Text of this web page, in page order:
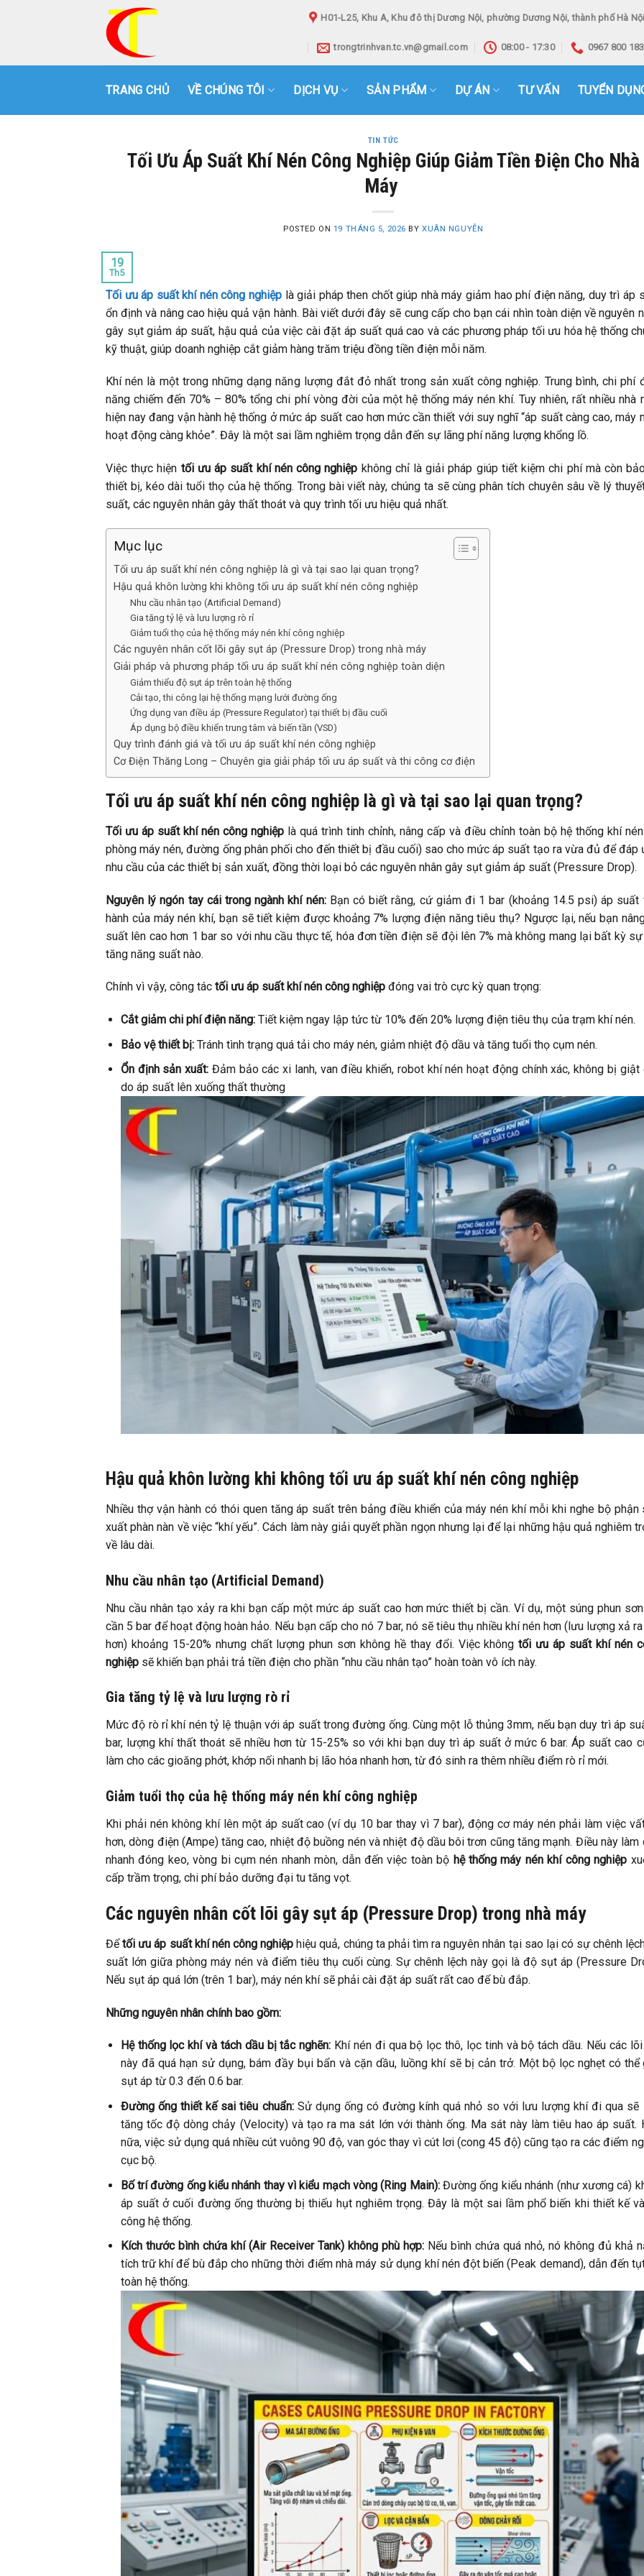
H01-L25, Khu A, Khu đô thị Dương Nội, phường Dương Nội, thành phố Hà
trongtrinhvan.tc.vn@gmail.com 08:00 - 17:30 0967 800 183
TRANG CHỦ VỀ CHÚNG TÔI DỊCH VỤ SẢN PHẨM DỰ ÁN TƯ VẤN TUYỂN
TIN TỨC
Tối Ưu Áp Suất Khí Nén Công Nghiệp Giúp Giảm Tiền Điện Cho Nhà
Máy
POSTED ON 19 THÁNG 5, 2026 BYXUÂN NGUYỄN
19
Th5
Tối ưu áp suất khí nén công nghiệplà giải pháp then chốt giúp nhà máy giảm hao phí điện năng, duy trì áp
ổn định và nâng cao hiệu quả vận hành. Bài viết dưới đây sẽ cung cấp cho bạn cái nhìn toàn diện về nguyên
gây sụt giảm áp suất, hậu quả của việc cài đặt áp suất quá cao và các phương pháp tối ưu hóa hệ thống
kỹ thuật, giúp doanh nghiệp cắt giảm hàng trăm triệu đồng tiền điện mỗi năm.
Khí nén là một trong những dạng năng lượng đắt đỏ nhất trong sản xuất công nghiệp. Trung bình, chi phí
năng chiếm đến 70% – 80% tổng chi phí vòng đời của một hệ thống máy nén khí. Tuy nhiên, rất nhiều nhà
hiện nay đang vận hành hệ thống ở mức áp suất cao hơn mức cần thiết với suy nghĩ “áp suất càng cao, máy
hoạt động càng khỏe”. Đây là một sai lầm nghiêm trọng dẫn đến sự lãng phí năng lượng khổng lồ.
Việc thực hiện tối ưu áp suất khí nén công nghiệp không chỉ là giải pháp giúp tiết kiệm chi phí mà còn
thiết bị, kéo dài tuổi thọ của hệ thống. Trong bài viết này, chúng ta sẽ cùng phân tích chuyên sâu về lý
suất, các nguyên nhân gây thất thoát và quy trình tối ưu hiệu quả nhất.
Mục lục
Tối ưu áp suất khí nén công nghiệp là gì và tại sao lại quan trọng?
Hậu quả khôn lường khi không tối ưu áp suất khí nén công nghiệp
Nhu cầu nhân tạo (Artificial Demand)
Gia tăng tỷ lệ và lưu lượng rò rỉ
Giảm tuổi thọ của hệ thống máy nén khí công nghiệp
Các nguyên nhân cốt lõi gây sụt áp (Pressure Drop) trong nhà máy
Giải pháp và phương pháp tối ưu áp suất khí nén công nghiệp toàn diện
Giảm thiểu độ sụt áp trên toàn hệ thống
Cải tạo, thi công lại hệ thống mạng lưới đường ống
Ứng dụng van điều áp (Pressure Regulator) tại thiết bị đầu cuối
Áp dụng bộ điều khiển trung tâm và biến tần (VSD)
Quy trình đánh giá và tối ưu áp suất khí nén công nghiệp
Cơ Điện Thăng Long – Chuyên gia giải pháp tối ưu áp suất và thi công cơ điện
Tối ưu áp suất khí nén công nghiệp là gì và tại sao lại quan trọng?
Tối ưu áp suất khí nén công nghiệplà quá trình tinh chỉnh, nâng cấp và điều chỉnh toàn bộ hệ thống khí
phòng máy nén, đường ống phân phối cho đến thiết bị đầu cuối) sao cho mức áp suất tạo ra vừa đủ để đáp
nhu cầu của các thiết bị sản xuất, đồng thời loại bỏ các nguyên nhân gây sụt giảm áp suất (Pressure Drop).
Nguyên lý ngón tay cái trong ngành khí nén:Bạn có biết rằng, cứ giảm đi 1 bar (khoảng 14.5 psi) áp suất
hành của máy nén khí, bạn sẽ tiết kiệm được khoảng 7% lượng điện năng tiêu thụ? Ngược lại, nếu bạn
suất lên cao hơn 1 bar so với nhu cầu thực tế, hóa đơn tiền điện sẽ đội lên 7% mà không mang lại bất kỳ
tăng năng suất nào.
Chính vì vậy, công tác tối ưu áp suất khí nén công nghiệp đóng vai trò cực kỳ quan trọng:
Cắt giảm chi phí điện năng:Tiết kiệm ngay lập tức từ 10% đến 20% lượng điện tiêu thụ của trạm khí nén.
Bảo vệ thiết bị:Tránh tình trạng quá tải cho máy nén, giảm nhiệt độ dầu và tăng tuổi thọ cụm nén.
Ổn định sản xuất: Đảm bảo các xi lanh, van điều khiển, robot khí nén hoạt động chính xác, không bị giật
do áp suất lên xuống thất thường
Hậu quả khôn lường khi không tối ưu áp suất khí nén công nghiệp
Nhiều thợ vận hành có thói quen tăng áp suất trên bảng điều khiển của máy nén khí mỗi khi nghe bộ phận
xuất phàn nàn về việc “khí yếu”. Cách làm này giải quyết phần ngọn nhưng lại để lại những hậu quả nghiêm
về lâu dài.
Nhu cầu nhân tạo (Artificial Demand)
Nhu cầu nhân tạo xảy ra khi bạn cấp một mức áp suất cao hơn mức thiết bị cần. Ví dụ, một súng phun
cần 5 bar để hoạt động hoàn hảo. Nếu bạn cấp cho nó 7 bar, nó sẽ tiêu thụ nhiều khí nén hơn (lưu lượng xả
hơn) khoảng 15-20% nhưng chất lượng phun sơn không hề thay đổi. Việc khôngtối ưu áp suất khí nén
nghiệp sẽ khiến bạn phải trả tiền điện cho phần “nhu cầu nhân tạo” hoàn toàn vô ích này.
Gia tăng tỷ lệ và lưu lượng rò rỉ
Mức độ rò rỉ khí nén tỷ lệ thuận với áp suất trong đường ống. Cùng một lỗ thủng 3mm, nếu bạn duy trì áp
bar, lượng khí thất thoát sẽ nhiều hơn từ 15-25% so với khi bạn duy trì áp suất ở mức 6 bar. Áp suất cao
làm cho các gioăng phớt, khớp nối nhanh bị lão hóa nhanh hơn, từ đó sinh ra thêm nhiều điểm rò rỉ mới.
Giảm tuổi thọ của hệ thống máy nén khí công nghiệp
Khi phải nén không khí lên một áp suất cao (ví dụ 10 bar thay vì 7 bar), động cơ máy nén phải làm việc
hơn, dòng điện (Ampe) tăng cao, nhiệt độ buồng nén và nhiệt độ dầu bôi trơn cũng tăng mạnh. Điều này làm
nhanh đóng keo, vòng bi cụm nén nhanh mòn, dẫn đến việc toàn bộ hệ thống máy nén khí công nghiệp
cấp trầm trọng, chi phí bảo dưỡng đại tu tăng vọt.
Các nguyên nhân cốt lõi gây sụt áp (Pressure Drop) trong nhà máy
Đểtối ưu áp suất khí nén công nghiệp hiệu quả, chúng ta phải tìm ra nguyên nhân tại sao lại có sự chênh
suất lớn giữa phòng máy nén và điểm tiêu thụ cuối cùng. Sự chênh lệch này gọi là độ sụt áp (Pressure
Nếu sụt áp quá lớn (trên 1 bar), máy nén khí sẽ phải cài đặt áp suất rất cao để bù đắp.
Những nguyên nhân chính bao gồm:
Hệ thống lọc khí và tách dầu bị tắc nghẽn: Khí nén đi qua bộ lọc thô, lọc tinh và bộ tách dầu. Nếu các
này đã quá hạn sử dụng, bám đầy bụi bẩn và cặn dầu, luồng khí sẽ bị cản trở. Một bộ lọc nghẹt có thể
sụt áp từ 0.3 đến 0.6 bar.
Đường ống thiết kế sai tiêu chuẩn:Sử dụng ống có đường kính quá nhỏ so với lưu lượng khí đi qua sẽ
tăng tốc độ dòng chảy (Velocity) và tạo ra ma sát lớn với thành ống. Ma sát này làm tiêu hao áp suất.
nữa, việc sử dụng quá nhiều cút vuông 90 độ, van góc thay vì cút lơi (cong 45 độ) cũng tạo ra các điểm
cục bộ.
Bố trí đường ống kiểu nhánh thay vì kiểu mạch vòng (Ring Main):Đường ống kiểu nhánh (như xương cá)
áp suất ở cuối đường ống thường bị thiếu hụt nghiêm trọng. Đây là một sai lầm phổ biến khi thiết kế
công hệ thống.
Kích thước bình chứa khí (Air Receiver Tank) không phù hợp:Nếu bình chứa quá nhỏ, nó không đủ khả
tích trữ khí để bù đắp cho những thời điểm nhà máy sử dụng khí nén đột biến (Peak demand), dẫn đến
toàn hệ thống.